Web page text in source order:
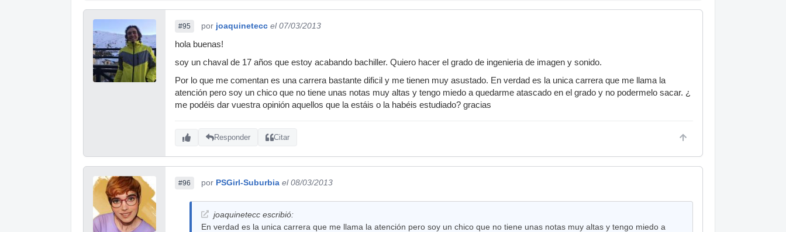
#95 por joaquinetecc el 07/03/2013
hola buenas!
soy un chaval de 17 años que estoy acabando bachiller. Quiero hacer el grado de ingenieria de imagen y sonido.
Por lo que me comentan es una carrera bastante dificil y me tienen muy asustado. En verdad es la unica carrera que me llama la
atención pero soy un chico que no tiene unas notas muy altas y tengo miedo a quedarme atascado en el grado y no podermelo sacar. ¿
me podéis dar vuestra opinión aquellos que la estáis o la habéis estudiado? gracias
Responder Citar
#96 por PSGirl-Suburbia el 08/03/2013
joaquinetecc escribió:
En verdad es la unica carrera que me llama la atención pero soy un chico que no tiene unas notas muy altas y tengo miedo a